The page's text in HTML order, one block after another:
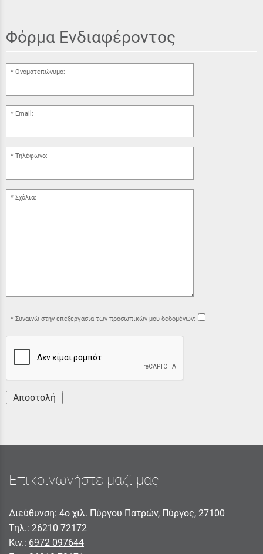
Φόρμα Ενδιαφέροντος
Ονοματεπώνυμο:
Email:
Τηλέφωνο:
Σχόλια:
Συναινώ στην επεξεργασία των προσωπικών μου δεδομένων:
Αποστολή
Επικοινωνήστε μαζί μας
Διεύθυνση: 4ο χιλ. Πύργου Πατρών, Πύργος, 27100
Τηλ.: 26210 72172
Κιν.: 6972 097644